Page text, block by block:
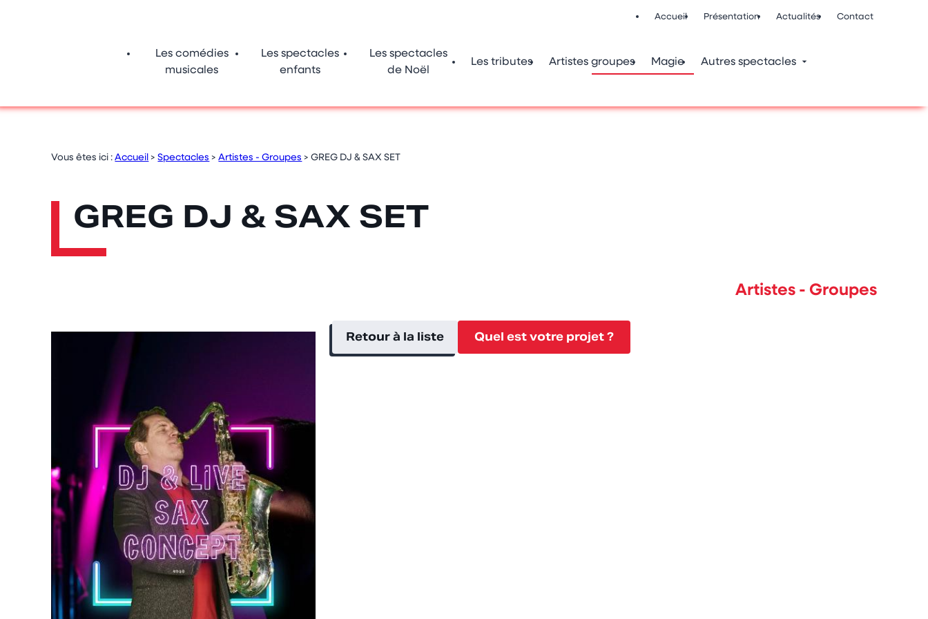
Accueil Présentation Actualités Contact
Les comédies
musicales
Les spectacles
enfants
Les spectacles
de Noël
Les tributes Artistes groupes Magie Autres spectacles
Vous êtes ici :Accueil >Spectacles >Artistes - Groupes >GREG DJ & SAX SET
GREG DJ & SAX SET
Artistes - Groupes
Retour à la liste Quel est votre projet ?